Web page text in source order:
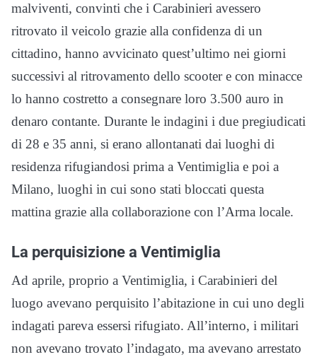
malviventi, convinti che i Carabinieri avessero
ritrovato il veicolo grazie alla confidenza di un
cittadino, hanno avvicinato quest’ultimo nei giorni
successivi al ritrovamento dello scooter e con minacce
lo hanno costretto a consegnare loro 3.500 auro in
denaro contante. Durante le indagini i due pregiudicati
di 28 e 35 anni, si erano allontanati dai luoghi di
residenza rifugiandosi prima a Ventimiglia e poi a
Milano, luoghi in cui sono stati bloccati questa
mattina grazie alla collaborazione con l’Arma locale.
La perquisizione a Ventimiglia
Ad aprile, proprio a Ventimiglia, i Carabinieri del
luogo avevano perquisito l’abitazione in cui uno degli
indagati pareva essersi rifugiato. All’interno, i militari
non avevano trovato l’indagato, ma avevano arrestato